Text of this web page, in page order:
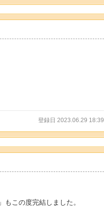
登録日 2023.06.29 18:39
この度完結しました。